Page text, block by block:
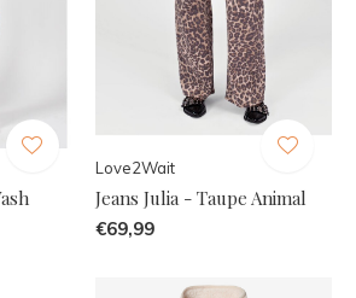
Love2Wait
Jeans Julia - Taupe Animal
€69,99